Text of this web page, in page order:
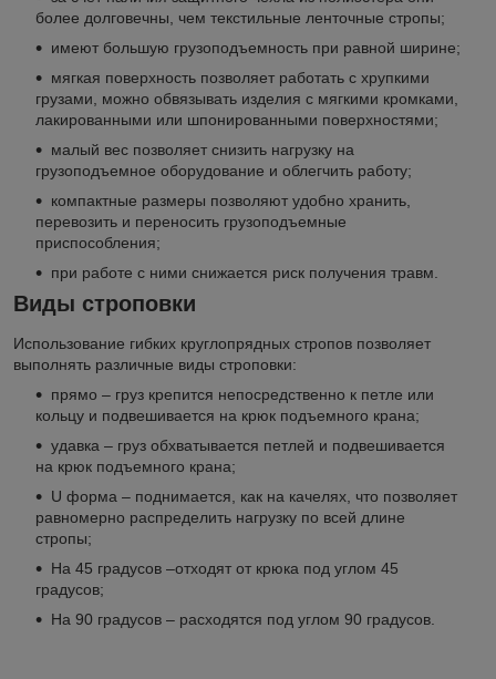
более долговечны, чем текстильные ленточные стропы;
имеют большую грузоподъемность при равной ширине;
мягкая поверхность позволяет работать с хрупкими
грузами, можно обвязывать изделия с мягкими кромками,
лакированными или шпонированными поверхностями;
малый вес позволяет снизить нагрузку на
грузоподъемное оборудование и облегчить работу;
компактные размеры позволяют удобно хранить,
перевозить и переносить грузоподъемные
приспособления;
при работе с ними снижается риск получения травм.
Виды строповки
Использование гибких круглопрядных стропов позволяет
выполнять различные виды строповки:
прямо – груз крепится непосредственно к петле или
кольцу и подвешивается на крюк подъемного крана;
удавка – груз обхватывается петлей и подвешивается
на крюк подъемного крана;
U форма – поднимается, как на качелях, что позволяет
равномерно распределить нагрузку по всей длине
стропы;
На 45 градусов –отходят от крюка под углом 45
градусов;
На 90 градусов – расходятся под углом 90 градусов.